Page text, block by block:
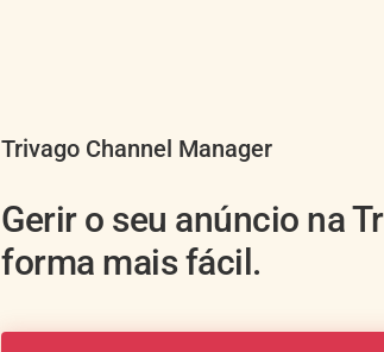
Trivago Channel Manager
Gerir o seu anúncio na
forma mais fácil.